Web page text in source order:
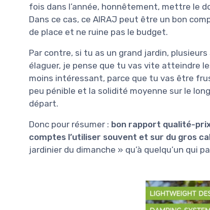
fois dans l’année, honnêtement, mettre le
Dans ce cas, ce AIRAJ peut être un bon
de place et ne ruine pas le budget.
Par contre, si tu as un grand jardin,
élaguer, je pense que tu vas vite atteindre
moins intéressant, parce que tu vas être
peu pénible et la solidité moyenne sur le
départ.
Donc pour résumer : bon rapport qualité-
comptes l’utiliser souvent et sur du gros
jardinier du dimanche » qu’à quelqu’un qui